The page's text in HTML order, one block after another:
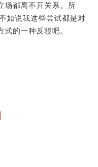
场都离不开关系。所
如说我这些尝试都是对
式的一种反驳吧。